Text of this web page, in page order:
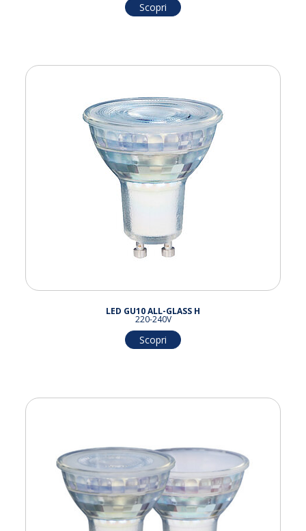
Scopri
LED GU10 ALL-GLASS H
220-240V
Scopri